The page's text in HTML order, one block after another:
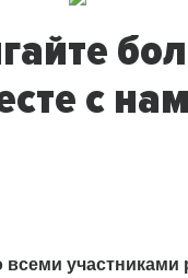
с
всеми участниками